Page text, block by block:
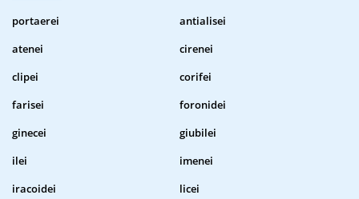
portaerei
antialisei
atenei
cirenei
clipei
corifei
farisei
foronidei
ginecei
giubilei
ilei
imenei
iracoidei
licei